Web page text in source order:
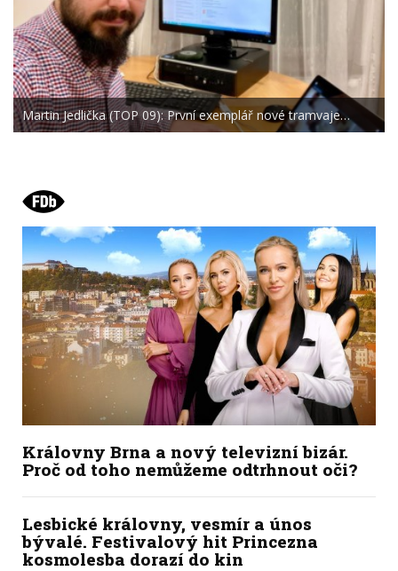
Martin Jedlička (TOP 09): První exemplář nové tramvaje…
Královny Brna a nový televizní bizár.
Proč od toho nemůžeme odtrhnout oči?
Lesbické královny, vesmír a únos
bývalé. Festivalový hit Princezna
kosmolesba dorazí do kin